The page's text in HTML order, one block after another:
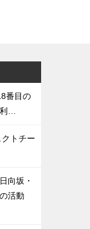
番目の
…
トチー
向坂・
活動